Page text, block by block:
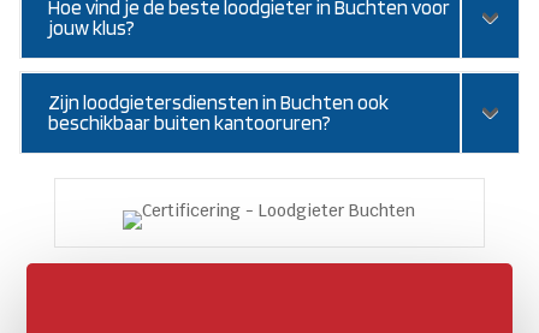
Hoe vind je de beste loodgieter in Buchten voor
jouw klus?
Zijn loodgietersdiensten in Buchten ook
beschikbaar buiten kantooruren?